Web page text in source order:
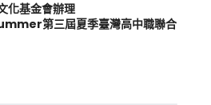
化基金會辦理
第三屆夏季臺灣高中職聯合